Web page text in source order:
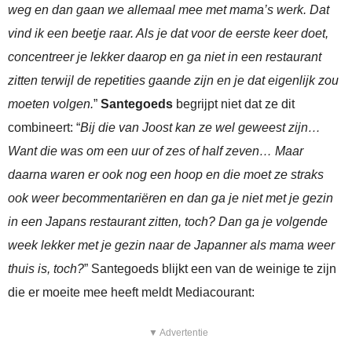
weg en dan gaan we allemaal mee met mama’s werk. Dat
vind ik een beetje raar. Als je dat voor de eerste keer doet,
concentreer je lekker daarop en ga niet in een restaurant
zitten terwijl de repetities gaande zijn en je dat eigenlijk zou
moeten volgen.” Santegoeds begrijpt niet dat ze dit
combineert: “Bij die van Joost kan ze wel geweest zijn…
Want die was om een uur of zes of half zeven… Maar
daarna waren er ook nog een hoop en die moet ze straks
ook weer becommentariëren en dan ga je niet met je gezin
in een Japans restaurant zitten, toch? Dan ga je volgende
week lekker met je gezin naar de Japanner als mama weer
thuis is, toch?” Santegoeds blijkt een van de weinige te zijn
die er moeite mee heeft meldt Mediacourant:
▼ Advertentie